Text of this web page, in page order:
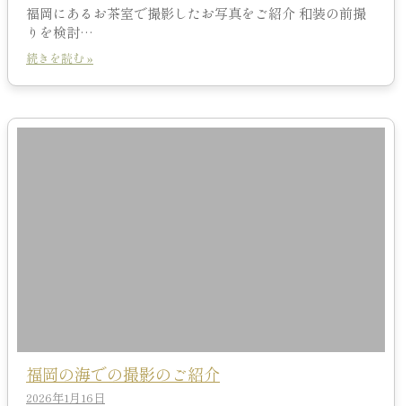
福岡にあるお茶室で撮影したお写真をご紹介 和装の前撮
りを検討…
続きを読む »
福岡の海での撮影のご紹介
2026年1月16日